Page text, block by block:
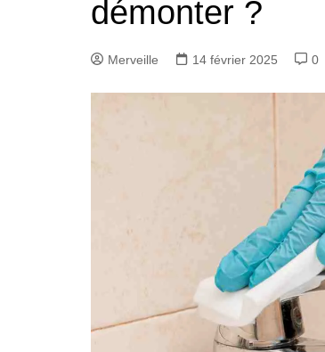
démonter ?
Merveille 14 février 2025 0